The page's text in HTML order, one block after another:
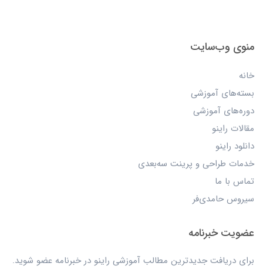
منوی وب‌سایت
خانه
بسته‌های آموزشی
دوره‌های آموزشی
مقالات راینو
دانلود راینو
خدمات طراحی و پرینت سه‌بعدی
تماس با ما
سیروس حامدی‌فر
عضویت خبرنامه
برای دریافت جدیدترین مطالب آموزشی راینو در خبرنامه عضو شوید.